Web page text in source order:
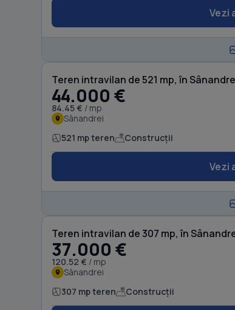
Vezi
Teren intravilan de 521 mp, în
44.000 €
84.45 € / mp
Sânandrei
521 mp teren Construcții
Vezi
Teren intravilan de 307 mp, în
37.000 €
120.52 € / mp
Sânandrei
307 mp teren Construcții